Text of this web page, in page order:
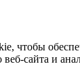
чтобы
сайта и